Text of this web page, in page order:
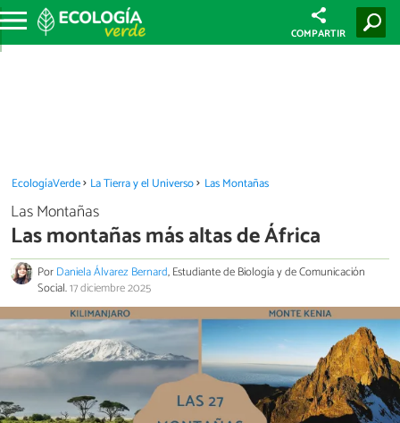
COMPARTIR
EcologíaVerde La Tierra y el Universo Las Montañas
Las Montañas
Las montañas más altas de África
PorDaniela Álvarez Bernard, Estudiante de Biología y de Comunicación
Social.17 diciembre 2025